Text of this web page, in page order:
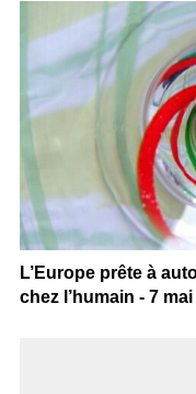
L’Europe prête à
chez l’humain - 7